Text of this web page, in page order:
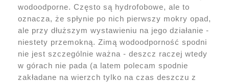
wodoodporne. Często są hydrofobowe, ale to
oznacza, że spłynie po nich pierwszy mokry opad,
ale przy dłuższym wystawieniu na jego działanie -
niestety przemokną. Zimą wodoodporność spodni
nie jest szczególnie ważna - deszcz raczej wtedy
w górach nie pada (a latem polecam spodnie
zakładane na wierzch tylko na czas deszczu z